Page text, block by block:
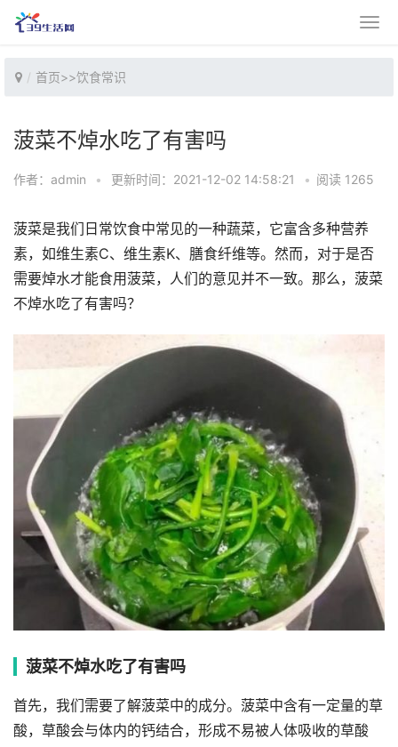
首页>>饮食常识
菠菜不焯水吃了有害吗
作者：admin • 更新时间：2021-12-02 14:58:21 • 阅读 1265
菠菜是我们日常饮食中常见的一种蔬菜，它富含多种营养
素，如维生素C、维生素K、膳食纤维等。然而，对于是否
需要焯水才能食用菠菜，人们的意见并不一致。那么，菠菜
不焯水吃了有害吗？
菠菜不焯水吃了有害吗
首先，我们需要了解菠菜中的成分。菠菜中含有一定量的草
酸，草酸会与体内的钙结合，形成不易被人体吸收的草酸